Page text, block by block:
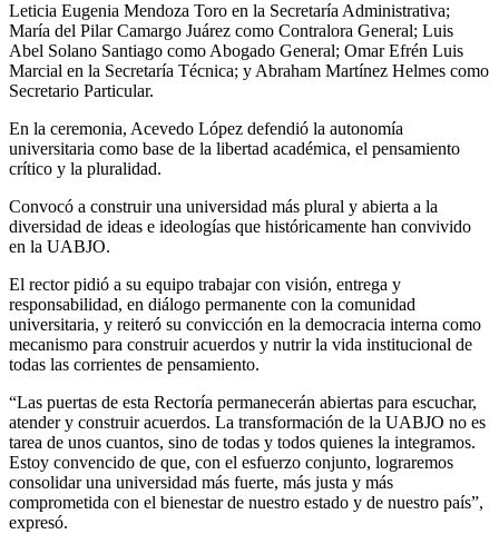
Leticia Eugenia Mendoza Toro en la Secretaría Administrativa;
María del Pilar Camargo Juárez como Contralora General; Luis
Abel Solano Santiago como Abogado General; Omar Efrén Luis
Marcial en la Secretaría Técnica; y Abraham Martínez Helmes como
Secretario Particular.
En la ceremonia, Acevedo López defendió la autonomía
universitaria como base de la libertad académica, el pensamiento
crítico y la pluralidad.
Convocó a construir una universidad más plural y abierta a la
diversidad de ideas e ideologías que históricamente han convivido
en la UABJO.
El rector pidió a su equipo trabajar con visión, entrega y
responsabilidad, en diálogo permanente con la comunidad
universitaria, y reiteró su convicción en la democracia interna como
mecanismo para construir acuerdos y nutrir la vida institucional de
todas las corrientes de pensamiento.
“Las puertas de esta Rectoría permanecerán abiertas para escuchar,
atender y construir acuerdos. La transformación de la UABJO no es
tarea de unos cuantos, sino de todas y todos quienes la integramos.
Estoy convencido de que, con el esfuerzo conjunto, lograremos
consolidar una universidad más fuerte, más justa y más
comprometida con el bienestar de nuestro estado y de nuestro país”,
expresó.